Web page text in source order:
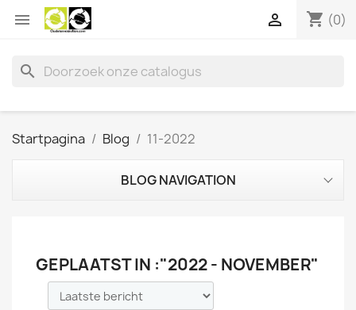
 shopping_cart (0)

search
Startpagina Blog 11-2022
BLOG NAVIGATION
GEPLAATST IN :"2022 - NOVEMBER"